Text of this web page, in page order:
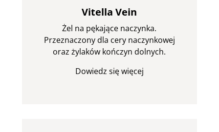
Vitella Vein
Żel na pękające naczynka.
Przeznaczony dla cery naczynkowej
oraz żylaków kończyn dolnych.
Dowiedz się więcej